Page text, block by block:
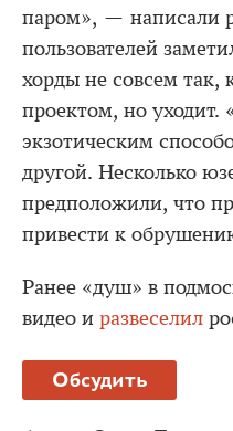
паром», — написали
пользователей
хорды не совсем так,
проектом, но уходит.
экзотическим
другой. Несколько
предположили, что
привести к
Ранее «душ» в
видео и развеселил
Обсудить